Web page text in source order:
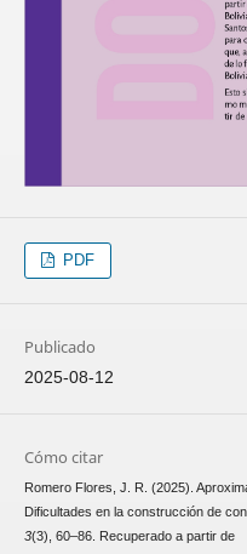
PDF
Publicado
2025-08-12
Cómo citar
Romero Flores, J. R. (2025).
Dificultades en la construcción de
3(3), 60–86. Recuperado a partir de